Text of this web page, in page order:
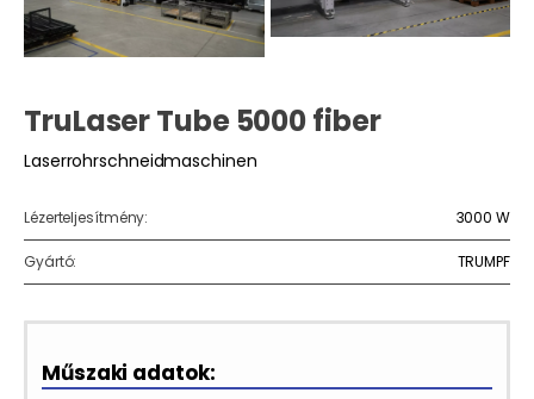
TruLaser Tube 5000 fiber
Laserrohrschneidmaschinen
Lézerteljesítmény: 3000 W
Gyártó: TRUMPF
Műszaki adatok: